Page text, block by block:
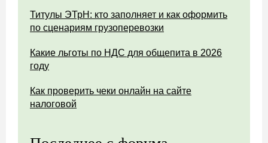
Титулы ЭТрН: кто заполняет и как оформить
по сценариям грузоперевозки
Какие льготы по НДС для общепита в 2026
году
Как проверить чеки онлайн на сайте
налоговой